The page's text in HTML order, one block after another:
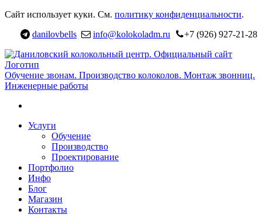
Перейти
навигации
Сайт использует куки. См. политику конфиденциальности.
danilovbells
info@kolokoladm.ru
+7 (926) 927-21-28
Обучение звонам. Производство колоколов. Монтаж звонниц.
Инженерные работы
Перейти
содержимому
Услуги
Обучение
Производство
Проектирование
Портфолио
Инфо
Блог
Магазин
Контакты